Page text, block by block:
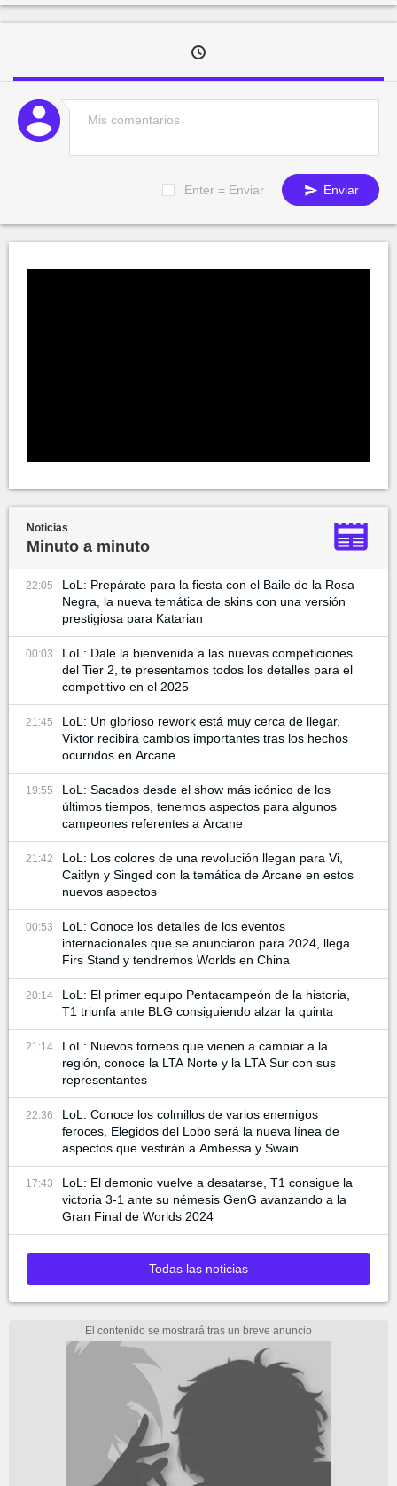
Enter = Enviar Enviar
Noticias
Minuto a minuto
22:05
LoL: Prepárate para la fiesta con el Baile de la Rosa
Negra, la nueva temática de skins con una versión
prestigiosa para Katarian
00:03
LoL: Dale la bienvenida a las nuevas competiciones
del Tier 2, te presentamos todos los detalles para el
competitivo en el 2025
21:45
LoL: Un glorioso rework está muy cerca de llegar,
Viktor recibirá cambios importantes tras los hechos
ocurridos en Arcane
19:55
LoL: Sacados desde el show más icónico de los
últimos tiempos, tenemos aspectos para algunos
campeones referentes a Arcane
21:42
LoL: Los colores de una revolución llegan para Vi,
Caitlyn y Singed con la temática de Arcane en estos
nuevos aspectos
00:53
LoL: Conoce los detalles de los eventos
internacionales que se anunciaron para 2024, llega
Firs Stand y tendremos Worlds en China
20:14
LoL: El primer equipo Pentacampeón de la historia,
T1 triunfa ante BLG consiguiendo alzar la quinta
21:14
LoL: Nuevos torneos que vienen a cambiar a la
región, conoce la LTA Norte y la LTA Sur con sus
representantes
22:36
LoL: Conoce los colmillos de varios enemigos
feroces, Elegidos del Lobo será la nueva línea de
aspectos que vestirán a Ambessa y Swain
17:43
LoL: El demonio vuelve a desatarse, T1 consigue la
victoria 3-1 ante su némesis GenG avanzando a la
Gran Final de Worlds 2024
Todas las noticias